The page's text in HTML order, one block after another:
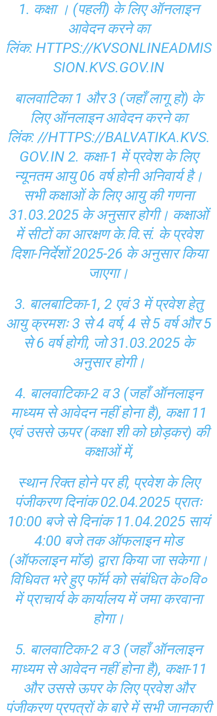
1. कक्षा । (पहली) के लिए ऑनलाइन
आवेदन करने का
लिंक: HTTPS://KVSONLINEADMIS
SION.KVS.GOV.IN
बालवाटिका 1 और 3 (जहाँ लागू हो) के
लिए ऑनलाइन आवेदन करने का
लिंक://HTTPS://BALVATIKA.KVS.
GOV.IN2. कक्षा-1 में प्रवेश के लिए
न्यूनतम आयु 06 वर्ष होनी अनिवार्य है।
सभी कक्षाओं के लिए आयु की गणना
31.03.2025 के अनुसार होगी। कक्षाओं
में सीटों का आरक्षण के.वि.सं. के प्रवेश
दिशा-निर्देशों 2025-26 के अनुसार किया
जाएगा।
3. बालबाटिका-1, 2 एवं 3 में प्रवेश हेतु
आयु क्रमशः 3 से 4 वर्ष, 4 से 5 वर्ष और 5
से 6 वर्ष होगी, जो 31.03.2025 के
अनुसार होगी।
4. बालवाटिका-2 व 3 (जहाँ ऑनलाइन
माध्यम से आवेदन नहीं होना है), कक्षा 11
एवं उससे ऊपर (कक्षा शी को छोड़कर) की
कक्षाओं में,
स्थान रिक्त होने पर ही, प्रवेश के लिए
पंजीकरण दिनांक 02.04.2025 प्रातः
10:00 बजे से दिनांक 11.04.2025 सायं
4:00 बजे तक ऑफलाइन मोड
(ऑफलाइन मॉड) द्वारा किया जा सकेगा।
विधिवत भरे हुए फॉर्म को संबंधित के०वि०
में प्राचार्य के कार्यालय में जमा करवाना
होगा।
5. बालवाटिका-2 व 3 (जहाँ ऑनलाइन
माध्यम से आवेदन नहीं होना है), कक्षा-11
और उससे ऊपर के लिए प्रवेश और
पंजीकरण प्रपत्रों के बारे में सभी जानकारी